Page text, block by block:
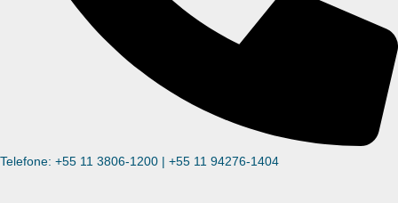
Telefone: +55 11 3806-1200 | +55 11 94276-1404